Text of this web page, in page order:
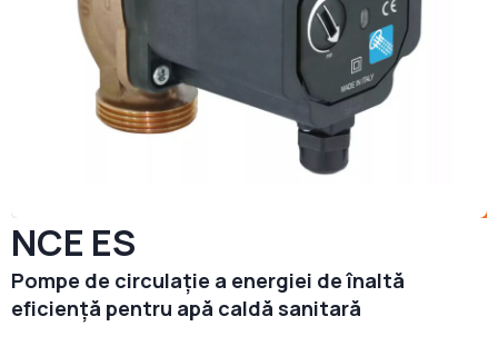
NCE ES
Pompe de circulație a energiei de înaltă
eficiență pentru apă caldă sanitară